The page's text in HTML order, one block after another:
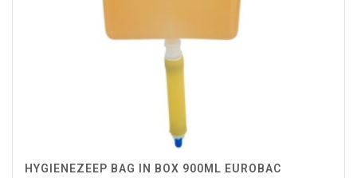
HYGIENEZEEP BAG IN BOX 900ML EUROBAC